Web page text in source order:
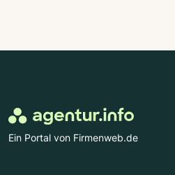
Ein Portal von Firmenweb.de